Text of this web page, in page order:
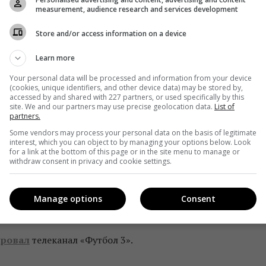
Ильяшенкосообщил, что не верит в коммерческий
Коляда сообщила, что канал «Є!» – коммерческий, на нем
после видеопрезентации просила поработать над подачей
презентации телеканала «мотивации для успеха».
указано следующее: «Украина – это не только
Украина – это люди. Ежедневно они делают свое
«Є!» — о людях. Об их опыте, победах, поисках
обычных людей, которые живут в Украине и
«Є!» – единственный в медийном пространстве
о людях. Люди есть!».
телеканал «Футбол 3».
measurement, audience research and services development
Store and/or access information on a device
Learn more
Your personal data will be processed and information from your device
(cookies, unique identifiers, and other device data) may be stored by,
accessed by and shared with 227 partners, or used specifically by this
site. We and our partners may use precise geolocation data. List of
partners.
Some vendors may process your personal data on the basis of legitimate
interest, which you can object to by managing your options below. Look
for a link at the bottom of this page or in the site menu to manage or
withdraw consent in privacy and cookie settings.
Consent
Manage options